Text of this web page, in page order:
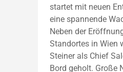
startet mit neuen
eine spannende
Neben der
Standortes in Wien
Steiner als Chief
Bord geholt. Große